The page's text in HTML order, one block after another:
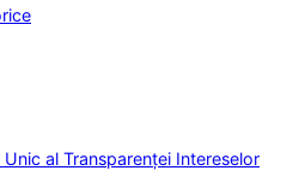
Unic al Transparenței Intereselor